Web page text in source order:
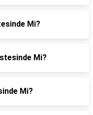
Mi?
Mi?
Mi?